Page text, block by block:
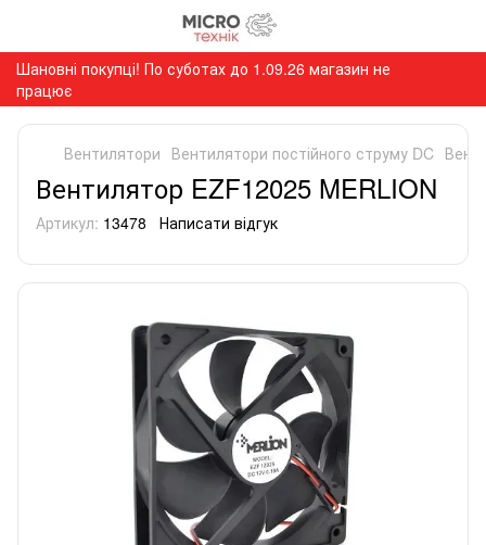
Шановні покупці! По суботах до 1.09.26 магазин не
працює
Вентилятори Вентилятори постійного струму DC
Вентилятор EZF12025 MERLION
Артикул: 13478 Написати відгук